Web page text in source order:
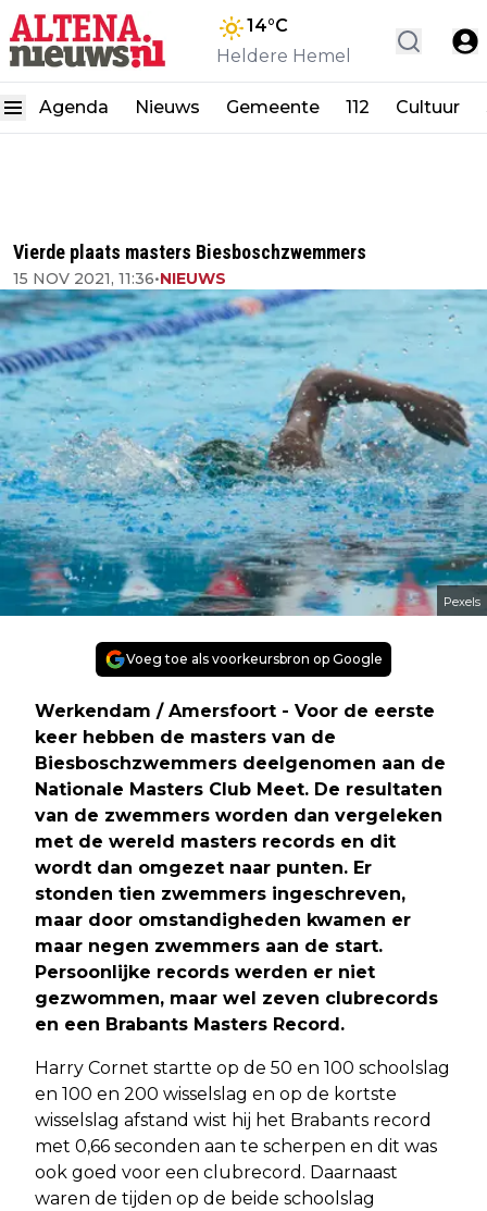
14°C
Heldere Hemel
Agenda Nieuws Gemeente 112 Cultuur
Vierde plaats masters Biesboschzwemmers
15 NOV 2021, 11:36•NIEUWS
Pexels
Voeg toe als voorkeursbron op Google
Werkendam / Amersfoort - Voor de eerste
keer hebben de masters van de
Biesboschzwemmers deelgenomen aan de
Nationale Masters Club Meet. De resultaten
van de zwemmers worden dan vergeleken
met de wereld masters records en dit
wordt dan omgezet naar punten. Er
stonden tien zwemmers ingeschreven,
maar door omstandigheden kwamen er
maar negen zwemmers aan de start.
Persoonlijke records werden er niet
gezwommen, maar wel zeven clubrecords
en een Brabants Masters Record.
Harry Cornet startte op de 50 en 100 schoolslag
en 100 en 200 wisselslag en op de kortste
wisselslag afstand wist hij het Brabants record
met 0,66 seconden aan te scherpen en dit was
ook goed voor een clubrecord. Daarnaast
waren de tijden op de beide schoolslag